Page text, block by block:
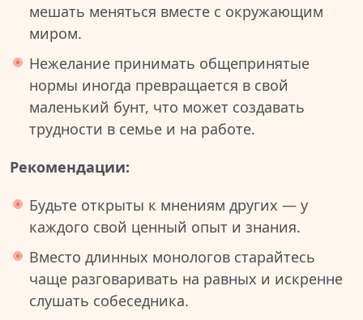
мешать меняться вместе с окружающим
миром.
Нежелание принимать общепринятые
нормы иногда превращается в свой
маленький бунт, что может создавать
трудности в семье и на работе.
Рекомендации:
Будьте открыты к мнениям других — у
каждого свой ценный опыт и знания.
Вместо длинных монологов старайтесь
чаще разговаривать на равных и искренне
слушать собеседника.